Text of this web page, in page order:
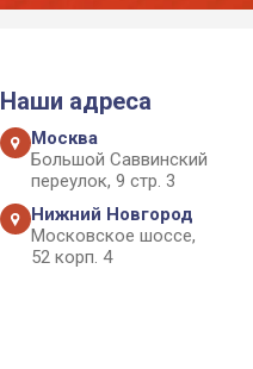
Наши адреса
Москва
Большой Саввинский
переулок, 9 стр. 3
Нижний Новгород
Московское шоссе,
52 корп. 4